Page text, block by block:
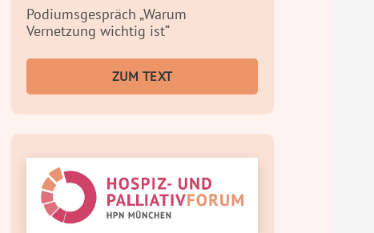
Podiumsgespräch „Warum
Vernetzung wichtig ist“
ZUM TEXT